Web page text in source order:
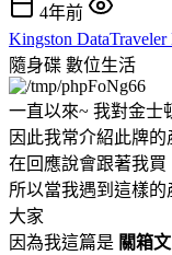
4年前
Kingston
隨身碟 數位生活
一直以來~ 我對金士
因此我常介紹此牌
在回應說會跟著我買
所以當我遇到這樣
大家
因為我這篇是 關箱文